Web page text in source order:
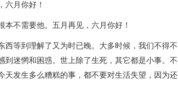
六月你好！
不需要他。五月再见，六月你好！
西等到理解了又为时已晚。大多时候，我们不得不
迷惘和困惑。世上除了生死，其它都是小事。不
发生多么糟糕的事，都不要对生活失望，因为还